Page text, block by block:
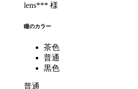
lens*** 様
瞳のカラー
茶色
普通
黒色
普通